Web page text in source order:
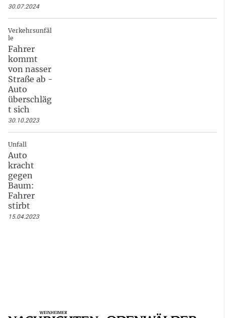
30.07.2024
Verkehrsunfäl
le
Fahrer
kommt
von nasser
Straße ab -
Auto
überschläg
t sich
30.10.2023
Unfall
Auto
kracht
gegen
Baum:
Fahrer
stirbt
15.04.2023